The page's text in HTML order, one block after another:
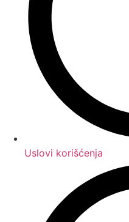
Uslovi korišćenja